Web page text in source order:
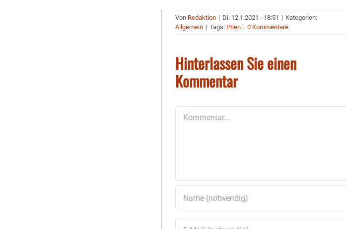
Von Redaktion | Di. 12.1.2021 - 18:51 | Kategorien:
Allgemein | Tags: Prien | 0 Kommentare
Hinterlassen Sie einen
Kommentar